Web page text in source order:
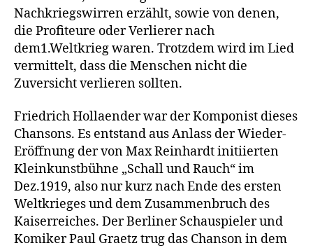
Nachkriegswirren erzählt, sowie von denen,
die Profiteure oder Verlierer nach
dem1.Weltkrieg waren. Trotzdem wird im Lied
vermittelt, dass die Menschen nicht die
Zuversicht verlieren sollten.
Friedrich Hollaender war der Komponist dieses
Chansons. Es entstand aus Anlass der Wieder-
Eröffnung der von Max Reinhardt initiierten
Kleinkunstbühne „Schall und Rauch“ im
Dez.1919, also nur kurz nach Ende des ersten
Weltkrieges und dem Zusammenbruch des
Kaiserreiches. Der Berliner Schauspieler und
Komiker Paul Graetz trug das Chanson in dem